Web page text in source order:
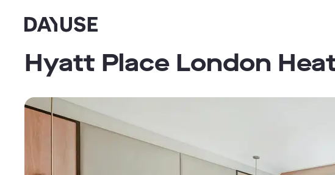
Dayuse
Hyatt Place London